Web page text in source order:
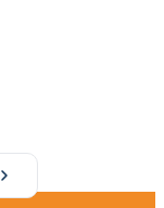
VOLGENDE